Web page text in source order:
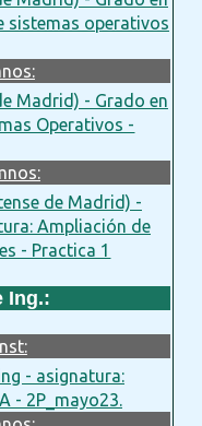
sistemas operativos
Madrid) - Grado en
Operativos -
de Madrid) -
Ampliación de
- Practica 1
Ing.:
- asignatura:
- 2P_mayo23.